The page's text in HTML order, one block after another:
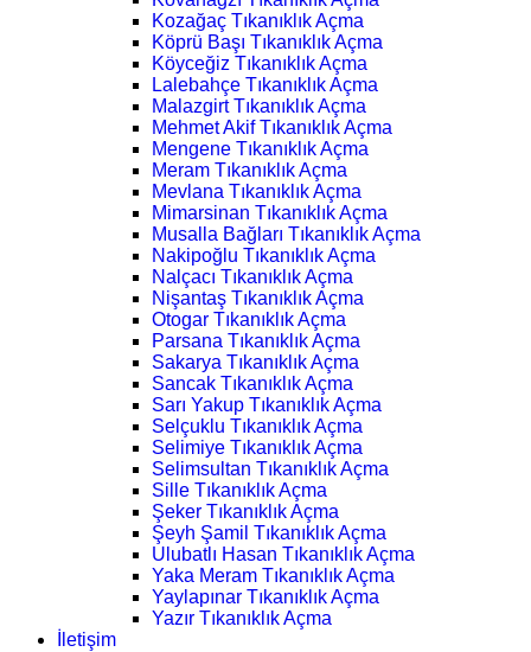
Kozağaç Tıkanıklık Açma
Köprü Başı Tıkanıklık Açma
Köyceğiz Tıkanıklık Açma
Lalebahçe Tıkanıklık Açma
Malazgirt Tıkanıklık Açma
Mehmet Akif Tıkanıklık Açma
Mengene Tıkanıklık Açma
Meram Tıkanıklık Açma
Mevlana Tıkanıklık Açma
Mimarsinan Tıkanıklık Açma
Musalla Bağları Tıkanıklık Açma
Nakipoğlu Tıkanıklık Açma
Nalçacı Tıkanıklık Açma
Nişantaş Tıkanıklık Açma
Otogar Tıkanıklık Açma
Parsana Tıkanıklık Açma
Sakarya Tıkanıklık Açma
Sancak Tıkanıklık Açma
Sarı Yakup Tıkanıklık Açma
Selçuklu Tıkanıklık Açma
Selimiye Tıkanıklık Açma
Selimsultan Tıkanıklık Açma
Sille Tıkanıklık Açma
Şeker Tıkanıklık Açma
Şeyh Şamil Tıkanıklık Açma
Ulubatlı Hasan Tıkanıklık Açma
Yaka Meram Tıkanıklık Açma
Yaylapınar Tıkanıklık Açma
Yazır Tıkanıklık Açma
İletişim